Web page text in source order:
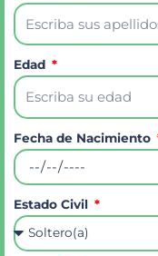
Edad
Fecha de Nacimiento
Estado Civil